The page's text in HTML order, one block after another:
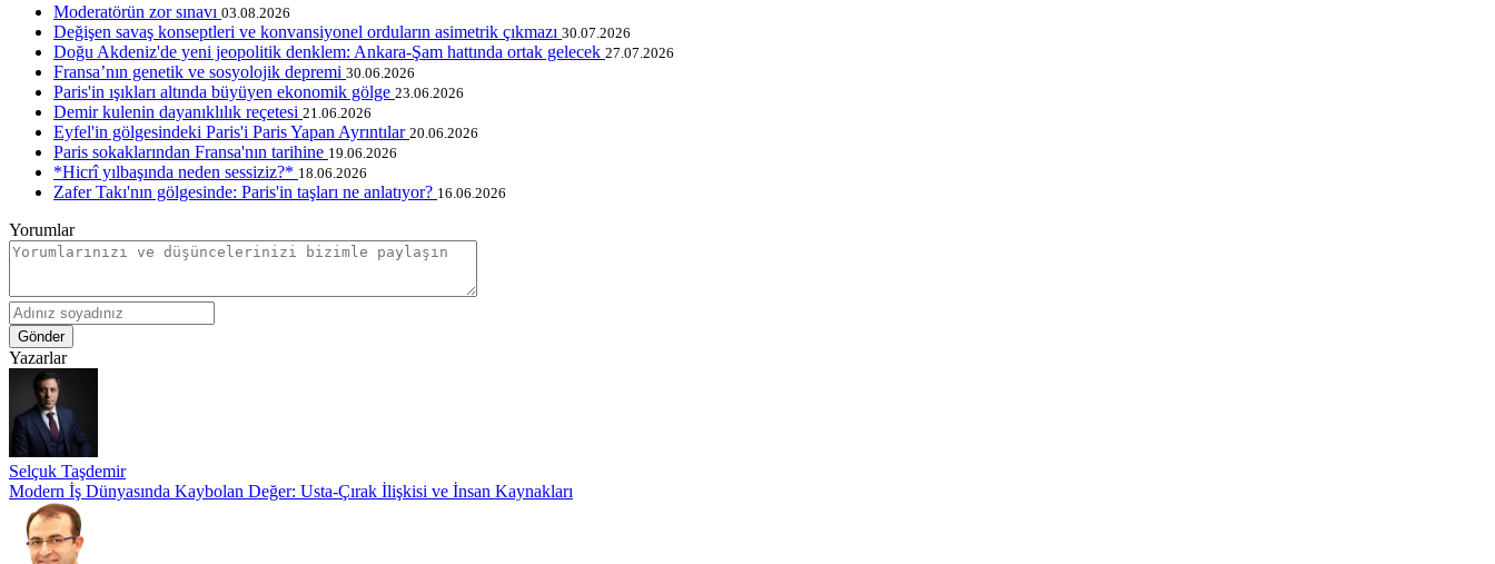
Moderatörün zor sınavı 03.08.2026
Değişen savaş konseptleri ve konvansiyonel orduların asimetrik çıkmazı 30.07.2026
Doğu Akdeniz'de yeni jeopolitik denklem: Ankara-Şam hattında ortak gelecek 27.07.2026
Fransa’nın genetik ve sosyolojik depremi 30.06.2026
Paris'in ışıkları altında büyüyen ekonomik gölge 23.06.2026
Demir kulenin dayanıklılık reçetesi 21.06.2026
Eyfel'in gölgesindeki Paris'i Paris Yapan Ayrıntılar 20.06.2026
Paris sokaklarından Fransa'nın tarihine 19.06.2026
*Hicrî yılbaşında neden sessiziz?* 18.06.2026
Zafer Takı'nın gölgesinde: Paris'in taşları ne anlatıyor? 16.06.2026
Yorumlar
Gönder
Yazarlar
Selçuk Taşdemir
Modern İş Dünyasında Kaybolan Değer: Usta-Çırak İlişkisi ve İnsan Kaynakları